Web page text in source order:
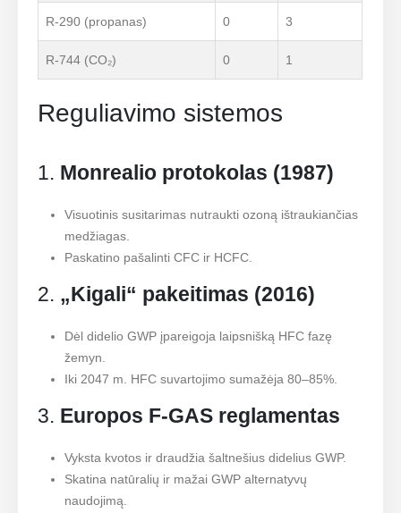
R-290 (propanas) 0 3
R-744 (CO₂) 0 1
Reguliavimo sistemos
1. Monrealio protokolas (1987)
Visuotinis susitarimas nutraukti ozoną ištraukiančias
medžiagas.
Paskatino pašalinti CFC ir HCFC.
2. „Kigali“ pakeitimas (2016)
Dėl didelio GWP įpareigoja laipsnišką HFC fazę
žemyn.
Iki 2047 m. HFC suvartojimo sumažėja 80–85%.
3. Europos F-GAS reglamentas
Vyksta kvotos ir draudžia šaltnešius didelius GWP.
Skatina natūralių ir mažai GWP alternatyvų
naudojimą.